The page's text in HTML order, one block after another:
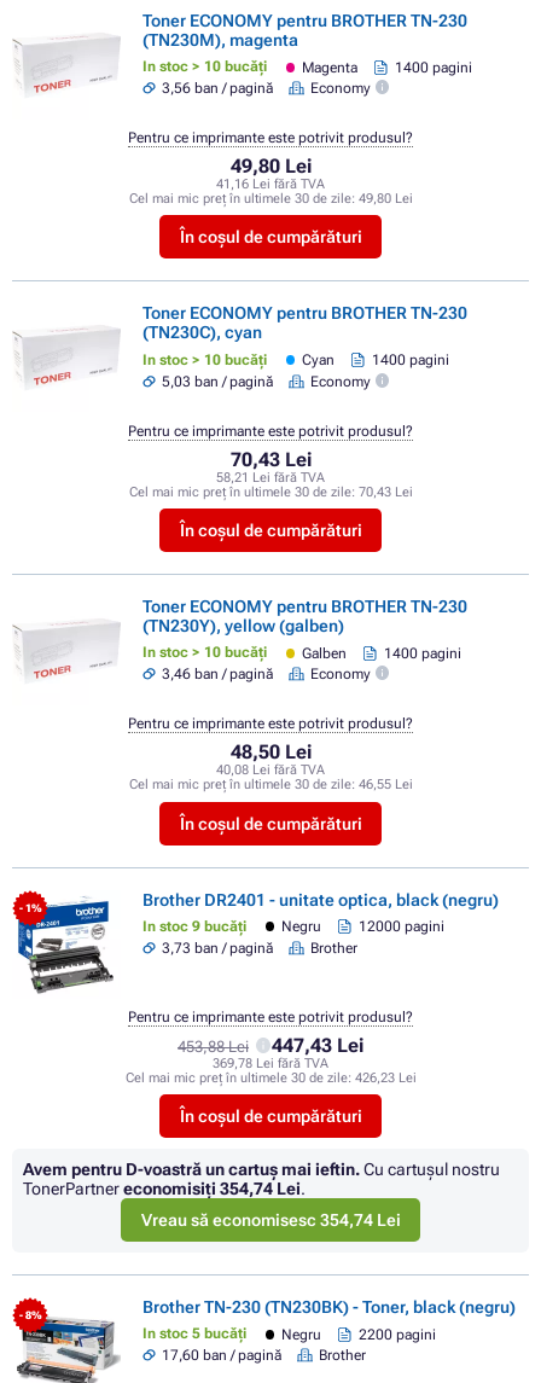
Toner ECONOMY pentru BROTHER TN-230
(TN230M), magenta
In stoc > 10 bucăți Magenta
1400 pagini
3,56 ban / pagină
Economy
49,80 Lei
41,16 Lei fără TVA
Cel mai mic preț în ultimele 30 de zile: 49,80 Lei
În coșul de cumpărături
Pentru ce imprimante este potrivit produsul?
Toner ECONOMY pentru BROTHER TN-230
(TN230C), cyan
In stoc > 10 bucăți Cyan
1400 pagini
5,03 ban / pagină
Economy
70,43 Lei
58,21 Lei fără TVA
Cel mai mic preț în ultimele 30 de zile: 70,43 Lei
În coșul de cumpărături
Pentru ce imprimante este potrivit produsul?
Toner ECONOMY pentru BROTHER TN-230
(TN230Y), yellow (galben)
In stoc > 10 bucăți Galben
1400 pagini
3,46 ban / pagină
Economy
48,50 Lei
40,08 Lei fără TVA
Cel mai mic preț în ultimele 30 de zile: 46,55 Lei
În coșul de cumpărături
Pentru ce imprimante este potrivit produsul?
- 1% Brother DR2401 - unitate optica, black (negru)
In stoc 9 bucăți Negru
12000 pagini
3,73 ban / pagină
Brother
453,88 Lei 447,43 Lei
369,78 Lei fără TVA
Cel mai mic preț în ultimele 30 de zile: 426,23 Lei
În coșul de cumpărături
Pentru ce imprimante este potrivit produsul?
Avem pentru D-voastră un cartuș mai ieftin.Cu cartuşul nostru
TonerPartnereconomisiţi 354,74 Lei.
Vreau să economisesc 354,74 Lei
- 8% Brother TN-230 (TN230BK) - Toner, black (negru)
In stoc 5 bucăți Negru
2200 pagini
17,60 ban / pagină
Brother